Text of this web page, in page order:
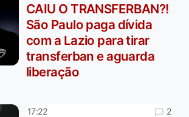
CAIU O TRANSFERBAN?!
São Paulo paga dívida
com a Lazio para tirar
transferban e aguarda
liberação
17:22 2